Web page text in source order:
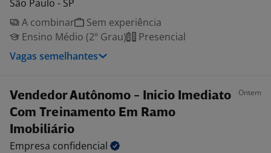
São Paulo - SP
A combinar
Sem experiência
Ensino Médio (2º Grau)
Presencial
Vagas semelhantes
Vendedor Autônomo - Inicio Imediato
Com Treinamento Em Ramo
Imobiliário
Ontem
Empresa confidencial